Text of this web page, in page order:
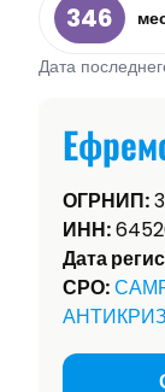
346
Дата
ОГРНИП:
ИНН:
Дата
СРО: